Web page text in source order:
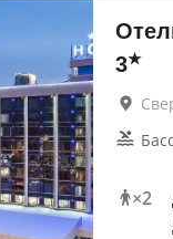
3★
×2